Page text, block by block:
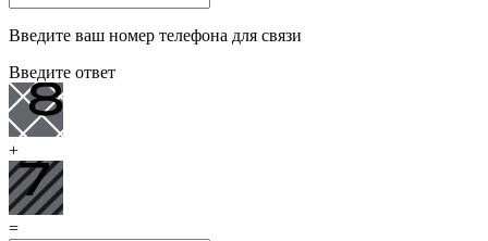
Введите ваш номер телефона для связи
Введите ответ
+
=